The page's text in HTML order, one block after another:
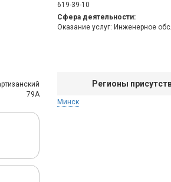
619-39-10
Сфера деятельности:
Оказание услуг: Инженерное
79А
Регионы
Минск